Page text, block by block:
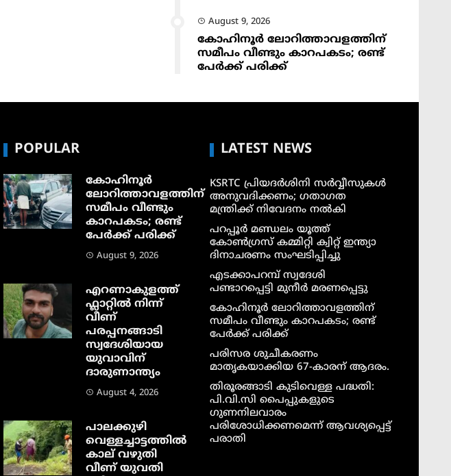
August 9, 2026
കോഹിനൂർ ലോറിത്താവളത്തിന്
സമീപം വീണ്ടും കാറപകടം; രണ്ട്
പേർക്ക് പരിക്ക്
POPULAR
കോഹിനൂർ
ലോറിത്താവളത്തിന്
സമീപം വീണ്ടും
കാറപകടം; രണ്ട്
പേർക്ക് പരിക്ക്
August 9, 2026
എറണാകുളത്ത്
ഫ്ലാറ്റിൽ നിന്ന്
വീണ്
പരപ്പനങ്ങാടി
സ്വദേശിയായ
യുവാവിന്
ദാരുണാന്ത്യം
August 4, 2026
പാലക്കുഴി
വെള്ളച്ചാട്ടത്തില്‍
കാല് വഴുതി
വീണ് യുവതി
LATEST NEWS
KSRTC പ്രിയദർശിനി സർവ്വീസുകൾ
അനുവദിക്കണം; ഗതാഗത
മന്ത്രിക്ക് നിവേദനം നൽകി
പറപ്പൂർ മണ്ഡലം യൂത്ത്
കോൺഗ്രസ് കമ്മിറ്റി ക്വിറ്റ് ഇന്ത്യാ
ദിനാചരണം സംഘടിപ്പിച്ചു
എടക്കാപറമ്പ് സ്വദേശി
പണ്ടാറപ്പെട്ടി മുനീർ മരണപ്പെട്ടു
കോഹിനൂർ ലോറിത്താവളത്തിന്
സമീപം വീണ്ടും കാറപകടം; രണ്ട്
പേർക്ക് പരിക്ക്
പരിസര ശുചീകരണം
മാതൃകയാക്കിയ 67-കാരന് ആദരം.
തിരൂരങ്ങാടി കുടിവെള്ള പദ്ധതി:
പി.വി.സി പൈപ്പുകളുടെ
ഗുണനിലവാരം
പരിശോധിക്കണമെന്ന് ആവശ്യപ്പെട്ട്
പരാതി